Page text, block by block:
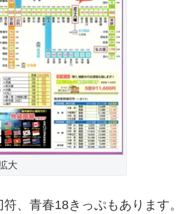
大
、青春18きっぷもあります。